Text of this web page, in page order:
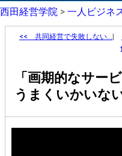
西田経営学院 > 一人ビジネ
<< 共同経営で失敗しない…
「画期的なサー
うまくいかいな